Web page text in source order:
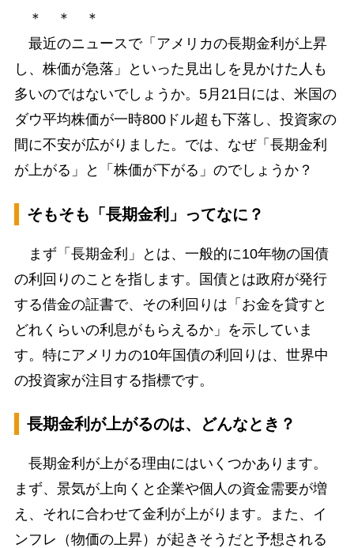
＊ ＊ ＊
最近のニュースで「アメリカの長期金利が上昇
し、株価が急落」といった見出しを見かけた人も
多いのではないでしょうか。5月21日には、米国の
ダウ平均株価が一時800ドル超も下落し、投資家の
間に不安が広がりました。では、なぜ「長期金利
が上がる」と「株価が下がる」のでしょうか？
そもそも「長期金利」ってなに？
まず「長期金利」とは、一般的に10年物の国債
の利回りのことを指します。国債とは政府が発行
する借金の証書で、その利回りは「お金を貸すと
どれくらいの利息がもらえるか」を示していま
す。特にアメリカの10年国債の利回りは、世界中
の投資家が注目する指標です。
長期金利が上がるのは、どんなとき？
長期金利が上がる理由にはいくつかあります。
まず、景気が上向くと企業や個人の資金需要が増
え、それに合わせて金利が上がります。また、イ
ンフレ（物価の上昇）が起きそうだと予想される